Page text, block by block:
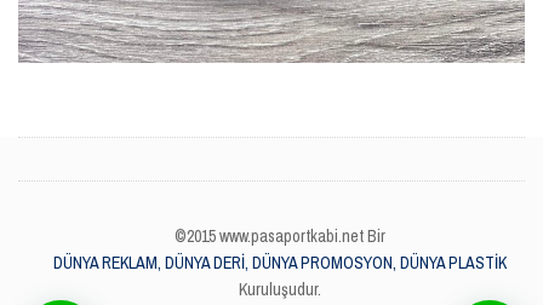
©2015 www.pasaportkabi.net Bir
DÜNYA REKLAM, DÜNYA DERİ, DÜNYA PROMOSYON, DÜNYA PLASTİK
Kuruluşudur.